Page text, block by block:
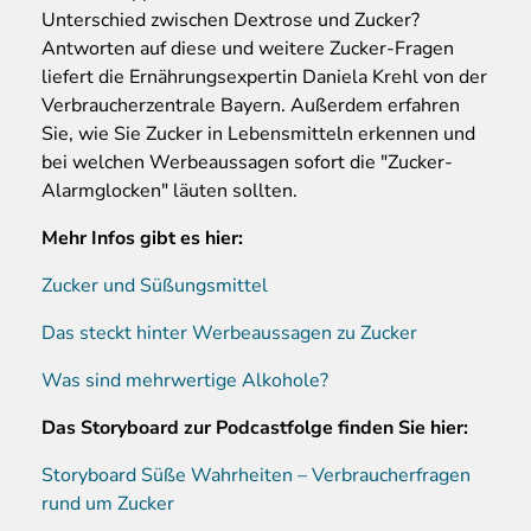
Unterschied zwischen Dextrose und Zucker?
Antworten auf diese und weitere Zucker-Fragen
liefert die Ernährungsexpertin Daniela Krehl von der
Verbraucherzentrale Bayern. Außerdem erfahren
Sie, wie Sie Zucker in Lebensmitteln erkennen und
bei welchen Werbeaussagen sofort die "Zucker-
Alarmglocken" läuten sollten.
Mehr Infos gibt es hier:
Zucker und Süßungsmittel
Das steckt hinter Werbeaussagen zu Zucker
Was sind mehrwertige Alkohole?
Das Storyboard zur Podcastfolge finden Sie hier:
Storyboard Süße Wahrheiten – Verbraucherfragen
rund um Zucker